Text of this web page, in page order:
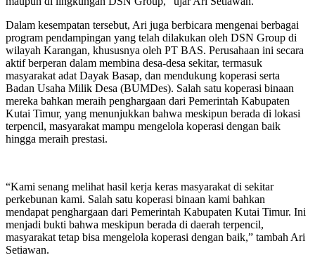
Dalam kesempatan tersebut, Ari juga berbicara mengenai berbagai
program pendampingan yang telah dilakukan oleh DSN Group di
wilayah Karangan, khususnya oleh PT BAS. Perusahaan ini secara
aktif berperan dalam membina desa-desa sekitar, termasuk
masyarakat adat Dayak Basap, dan mendukung koperasi serta
Badan Usaha Milik Desa (BUMDes). Salah satu koperasi binaan
mereka bahkan meraih penghargaan dari Pemerintah Kabupaten
Kutai Timur, yang menunjukkan bahwa meskipun berada di lokasi
terpencil, masyarakat mampu mengelola koperasi dengan baik
hingga meraih prestasi.
“Kami senang melihat hasil kerja keras masyarakat di sekitar
perkebunan kami. Salah satu koperasi binaan kami bahkan
mendapat penghargaan dari Pemerintah Kabupaten Kutai Timur. Ini
menjadi bukti bahwa meskipun berada di daerah terpencil,
masyarakat tetap bisa mengelola koperasi dengan baik,” tambah Ari
Setiawan.